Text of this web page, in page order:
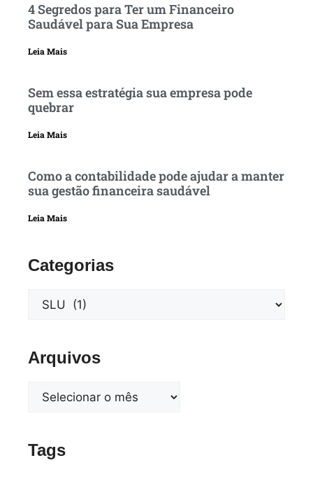
4 Segredos para Ter um Financeiro
Saudável para Sua Empresa
Leia Mais
Sem essa estratégia sua empresa pode
quebrar
Leia Mais
Como a contabilidade pode ajudar a manter
sua gestão financeira saudável
Leia Mais
Categorias
Arquivos
Tags